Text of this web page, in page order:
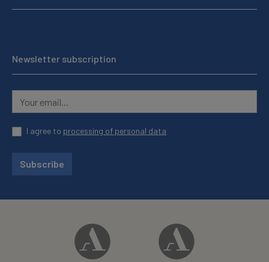
Newsletter subscription
I agree to processing of personal data
Subscribe